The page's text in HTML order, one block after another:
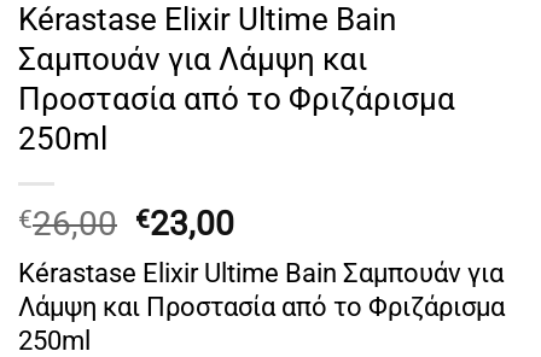
Kérastase Elixir Ultime Bain
Σαμπουάν για Λάμψη και
Προστασία από το Φριζάρισμα
250ml
€26,00 Original
price
was:
€26,00.
€23,00Η
τρέχουσα
τιμή
είναι:
Kérastase Elixir Ultime Bain Σαμπουάν για
Λάμψη και Προστασία από το Φριζάρισμα
250ml